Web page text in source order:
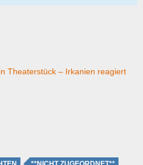
Theaterstück – Irkanien reagiert